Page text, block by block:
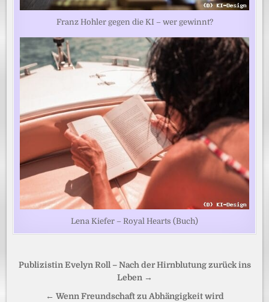
Franz Hohler gegen die KI – wer gewinnt?
Lena Kiefer – Royal Hearts (Buch)
Beitragsnavigation
Publizistin Evelyn Roll – Nach der Hirnblutung zurück ins
Leben →
← Wenn Freundschaft zu Abhängigkeit wird